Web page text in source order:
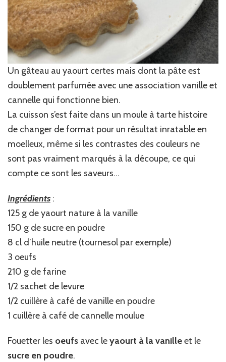
Un gâteau au yaourt certes mais dont la pâte est
doublement parfumée avec une association vanille et
cannelle qui fonctionne bien.
La cuisson s’est faite dans un moule à tarte histoire
de changer de format pour un résultat inratable en
moelleux, même si les contrastes des couleurs ne
sont pas vraiment marqués à la découpe, ce qui
compte ce sont les saveurs…
Ingrédients :
125 g de yaourt nature à la vanille
150 g de sucre en poudre
8 cl d’huile neutre (tournesol par exemple)
3 oeufs
210 g de farine
1/2 sachet de levure
1/2 cuillère à café de vanille en poudre
1 cuillère à café de cannelle moulue
Fouetter les oeufs avec leyaourt à la vanilleet le
sucre en poudre.